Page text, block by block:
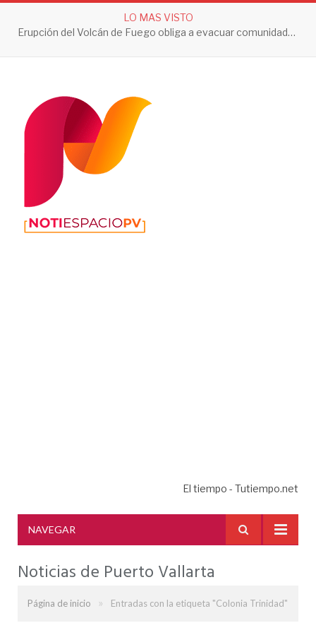
LO MAS VISTO
Erupción del Volcán de Fuego obliga a evacuar comunidades y mantiene en alerta a Guatemala
El tiempo - Tutiempo.net
NAVEGAR
Noticias de Puerto Vallarta
Página de inicio » Entradas con la etiqueta "Colonia Trinidad"